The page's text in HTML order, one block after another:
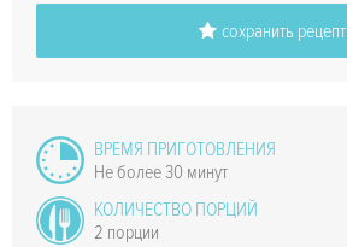
сохранить рецепт
ВРЕМЯ ПРИГОТОВЛЕНИЯ
Не более 30 минут
КОЛИЧЕСТВО ПОРЦИЙ
2 порции